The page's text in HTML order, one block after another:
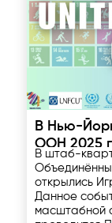
Финал
«Свай
18.04.2025
В Нью-
ООН 2025
В штаб-
открылись
Данное
масштабной